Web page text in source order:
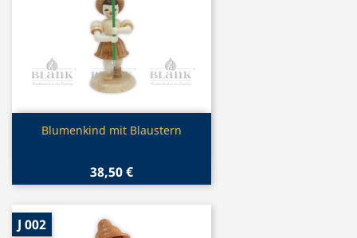
Vorschau
Blumenkind mit Blaustern
38,50 €
J 002